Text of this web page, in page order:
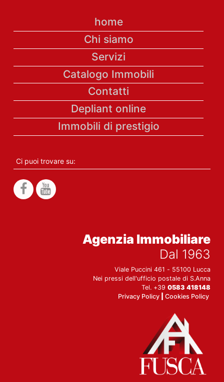
home
Chi siamo
Servizi
Catalogo Immobili
Contatti
Depliant online
Immobili di prestigio
Ci puoi trovare su:
Agenzia Immobiliare
Dal 1963
Viale Puccini 461 - 55100 Lucca
Nei pressi dell'ufficio postale di S.Anna
Tel. +390583 418148
Privacy Policy |Cookies Policy